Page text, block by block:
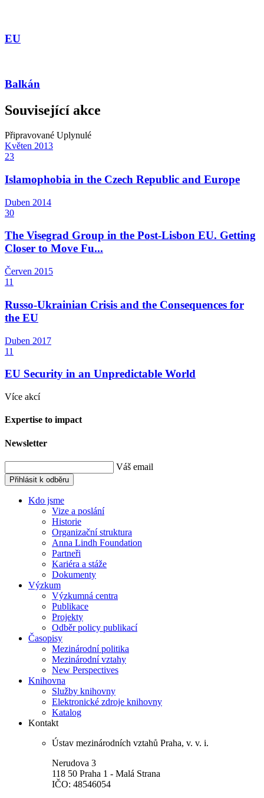
EU
Balkán
Související akce
Připravované Uplynulé
Květen 2013
23
Islamophobia in the Czech Republic and Europe
Duben 2014
30
The Visegrad Group in the Post-Lisbon EU. Getting
Closer to Move Fu...
Červen 2015
11
Russo-Ukrainian Crisis and the Consequences for
the EU
Duben 2017
11
EU Security in an Unpredictable World
Více akcí
Expertise to impact
Newsletter
Váš email
Přihlásit k odběru
Kdo jsme
Vize a poslání
Historie
Organizační struktura
Anna Lindh Foundation
Partneři
Kariéra a stáže
Dokumenty
Výzkum
Výzkumná centra
Publikace
Projekty
Odběr policy publikací
Časopisy
Mezinárodní politika
Mezinárodní vztahy
New Perspectives
Knihovna
Služby knihovny
Elektronické zdroje knihovny
Katalog
Kontakt
Ústav mezinárodních vztahů Praha, v. v. i.
Nerudova 3
118 50 Praha 1 - Malá Strana
IČO: 48546054